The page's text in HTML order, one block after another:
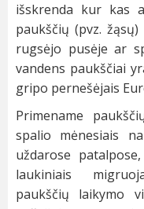
išskrenda kur kas
paukščių (pvz.
rugsėjo pusėje ar
vandens paukščiai
gripo pernešėjais
Primename
spalio mėnesiais
uždarose
laukiniais
paukščių laikymo